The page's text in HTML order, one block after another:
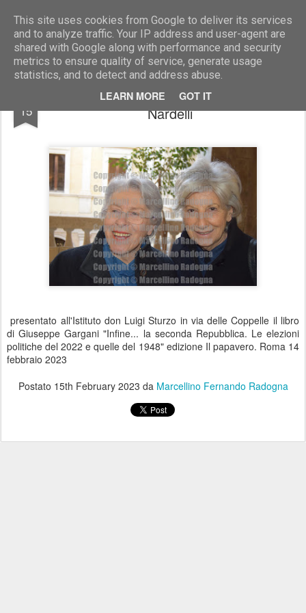
This site uses cookies from Google to deliver its services
and to analyze traffic. Your IP address and user-agent are
shared with Google along with performance and security
metrics to ensure quality of service, generate usage
statistics, and to detect and address abuse.
LEARN MORE GOT IT
Marcellino Radogna - Fotonotizie per la stampa
15
Maria Pia Garavaglia e Flavia Piccoli
Nardelli
presentato all'Istituto don Luigi Sturzo in via delle Coppelle il libro
di Giuseppe Gargani "Infine... la seconda Repubblica. Le elezioni
politiche del 2022 e quelle del 1948" edizione Il papavero. Roma 14
febbraio 2023
Postato 15th February 2023 da Marcellino Fernando Radogna